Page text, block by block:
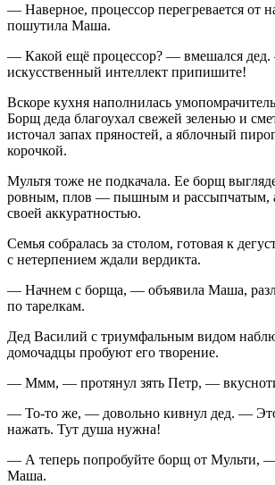
— Наверное, процессор перегревается от
пошутила Маша.
— Какой ещё процессор? — вмешался
искусственный интеллект припишите!
Вскоре кухня наполнилась
Борщ деда благоухал свежей зеленью и
источал запах пряностей, а яблочный
корочкой.
Мультя тоже не подкачала. Ее борщ
ровным, плов — пышным и рассыпчатым,
своей аккуратностью.
Семья собралась за столом, готовая к
с нетерпением ждали вердикта.
— Начнем с борща, — объявила Маша,
по тарелкам.
Дед Василий с триумфальным видом
домочадцы пробуют его творение.
— Ммм, — протянул зять Петр, —
— То-то же, — довольно кивнул дед. —
нажать. Тут душа нужна!
— А теперь попробуйте борщ от Мульти,
Маша.